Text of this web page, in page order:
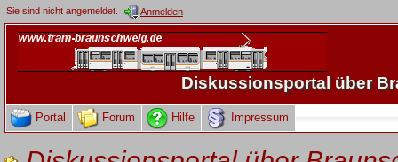
Sie sind nicht angemeldet. Anmelden
Diskussionsportal über
Portal Forum Hilfe Impressum